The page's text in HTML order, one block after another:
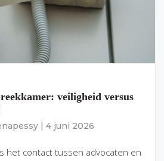
veiligheid versus
4 juni 2026
het contact tussen advocaten en